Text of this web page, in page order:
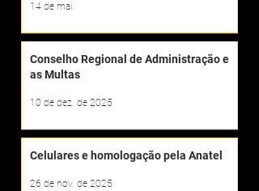
14 de mai.
Conselho Regional de Administração e
as Multas
10 de dez. de 2025
Celulares e homologação pela Anatel
26 de nov. de 2025